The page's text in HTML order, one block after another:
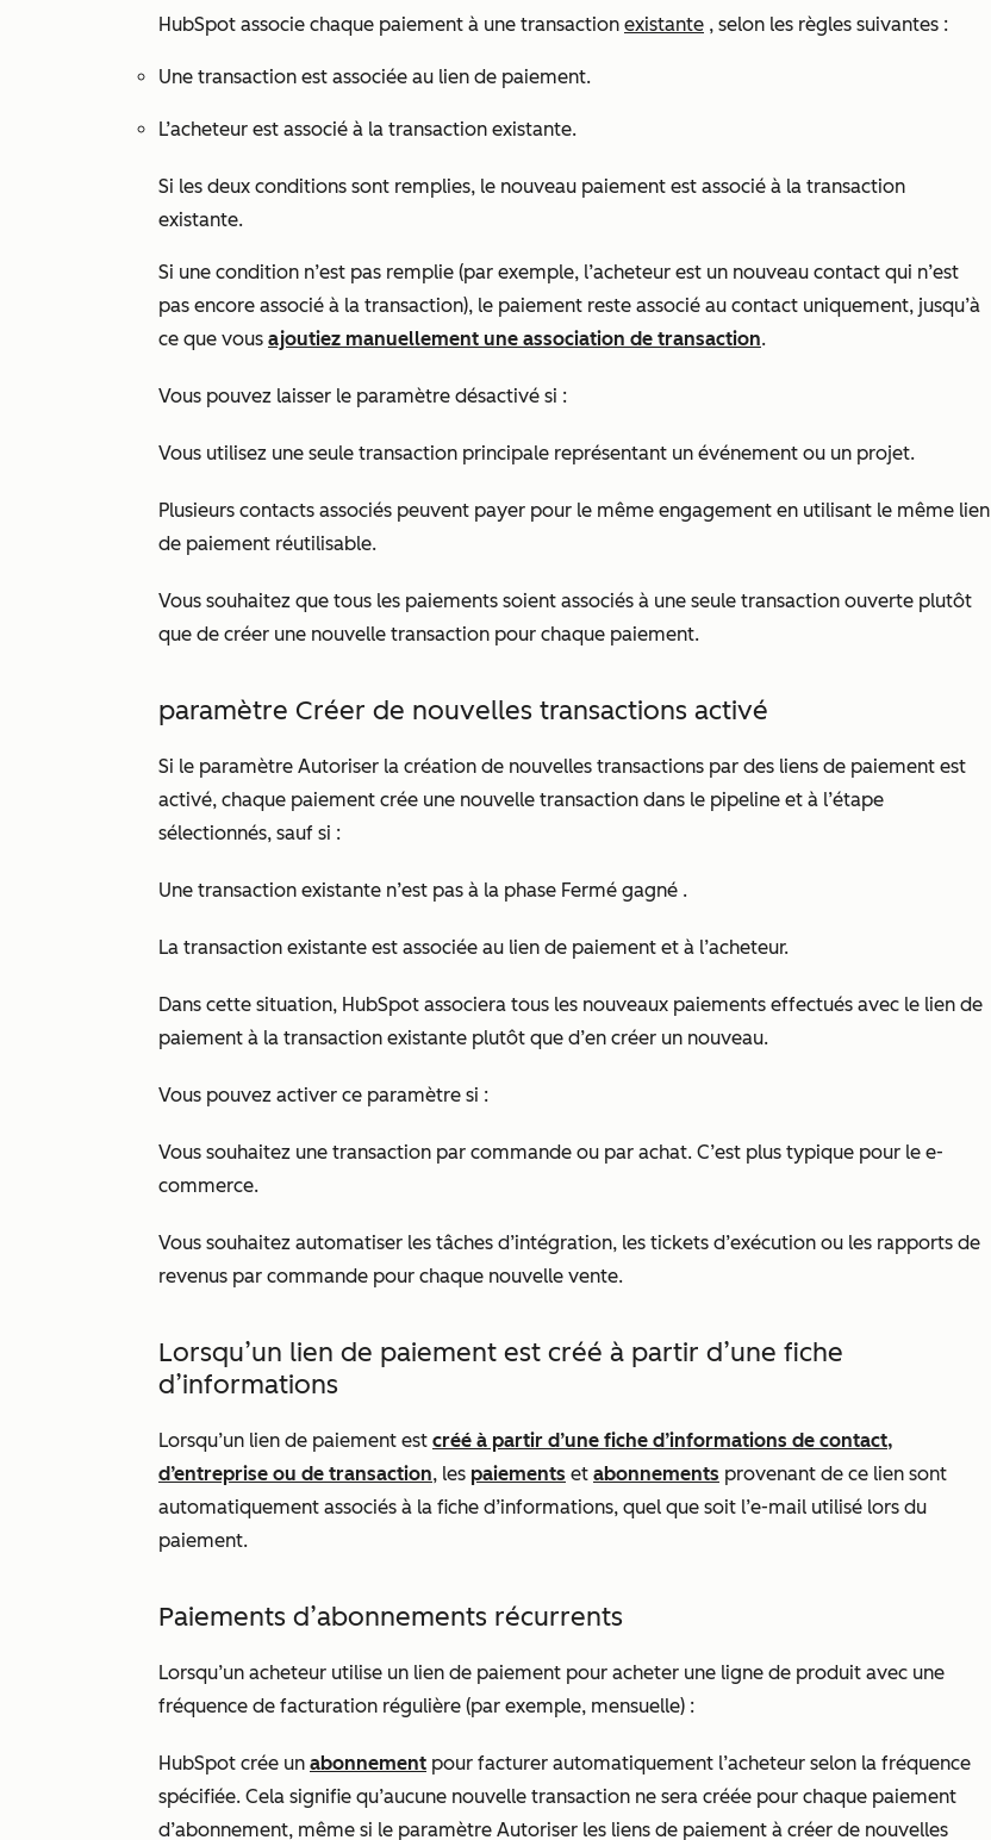
HubSpot associe chaque paiement à une transaction existante , selon les règles suivantes :
Une transaction est associée au lien de paiement.
L’acheteur est associé à la transaction existante.
Si les deux conditions sont remplies, le nouveau paiement est associé à la transaction
existante.
Si une condition n’est pas remplie (par exemple, l’acheteur est un nouveau contact qui n’est
pas encore associé à la transaction), le paiement reste associé au contact uniquement, jusqu’à
ce que vous ajoutiez manuellement une association de transaction.
Vous pouvez laisser le paramètre désactivé si :
Vous utilisez une seule transaction principale représentant un événement ou un projet.
Plusieurs contacts associés peuvent payer pour le même engagement en utilisant le même lien
de paiement réutilisable.
Vous souhaitez que tous les paiements soient associés à une seule transaction ouverte plutôt
que de créer une nouvelle transaction pour chaque paiement.
paramètre Créer de nouvelles transactions activé
Si le paramètre Autoriser la création de nouvelles transactions par des liens de paiement est
activé, chaque paiement crée une nouvelle transaction dans le pipeline et à l’étape
sélectionnés, sauf si :
Une transaction existante n’est pas à la phase Fermé gagné .
La transaction existante est associée au lien de paiement et à l’acheteur.
Dans cette situation, HubSpot associera tous les nouveaux paiements effectués avec le lien de
paiement à la transaction existante plutôt que d’en créer un nouveau.
Vous pouvez activer ce paramètre si :
Vous souhaitez une transaction par commande ou par achat. C’est plus typique pour le e-
commerce.
Vous souhaitez automatiser les tâches d’intégration, les tickets d’exécution ou les rapports de
revenus par commande pour chaque nouvelle vente.
Lorsqu’un lien de paiement est créé à partir d’une fiche
d’informations
Lorsqu’un lien de paiement est créé à partir d’une fiche d’informations de contact,
d’entreprise ou de transaction, les paiements et abonnements provenant de ce lien sont
automatiquement associés à la fiche d’informations, quel que soit l’e-mail utilisé lors du
paiement.
Paiements d’abonnements récurrents
Lorsqu’un acheteur utilise un lien de paiement pour acheter une ligne de produit avec une
fréquence de facturation régulière (par exemple, mensuelle) :
HubSpot crée un abonnement pour facturer automatiquement l’acheteur selon la fréquence
spécifiée. Cela signifie qu’aucune nouvelle transaction ne sera créée pour chaque paiement
d’abonnement, même si le paramètre Autoriser les liens de paiement à créer de nouvelles